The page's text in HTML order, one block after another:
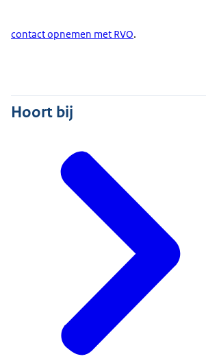
contact opnemen met RVO.
Hoort bij